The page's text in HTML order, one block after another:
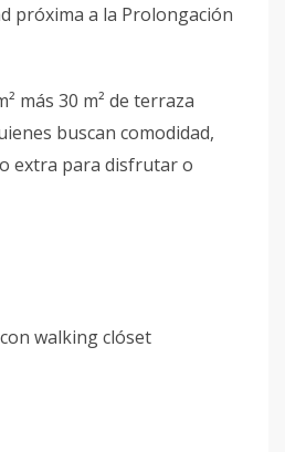
próxima a la Prolongación
más 30 m² de terraza
buscan comodidad,
extra para disfrutar o
walking clóset